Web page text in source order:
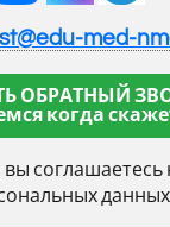
med-
ОБРАТНЫЙ
когда
вы соглашаетесь
данных.